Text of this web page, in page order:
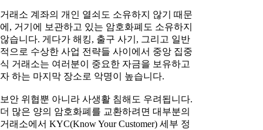
거래소 계좌의 개인 열쇠도 소유하지 않기 때문
에, 거기에 보관하고 있는 암호화폐도 소유하지
않습니다. 게다가 해킹, 출구 사기, 그리고 일반
적으로 수상한 사업 전략들 사이에서 중앙 집중
식 거래소는 여러분이 중요한 자금을 보유하고
자 하는 마지막 장소로 악명이 높습니다.
보안 위협뿐 아니라 사생활 침해도 우려됩니다.
더 많은 양의 암호화폐를 교환하려면 대부분의
거래소에서 KYC(Know Your Customer) 세부 정